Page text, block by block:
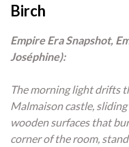
Birch
Empire Era Snapshot,
Joséphine):
The morning light drifts
Malmaison castle,
wooden surfaces that
corner of the room,